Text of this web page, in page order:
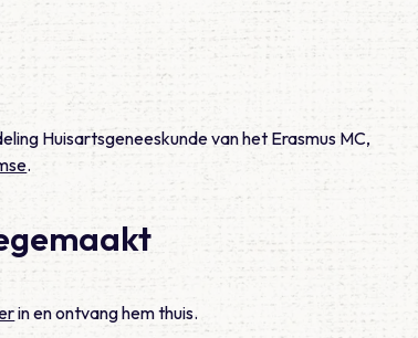
Huisartsgeneeskunde van het Erasmus MC,
.
in en ontvang hem thuis.